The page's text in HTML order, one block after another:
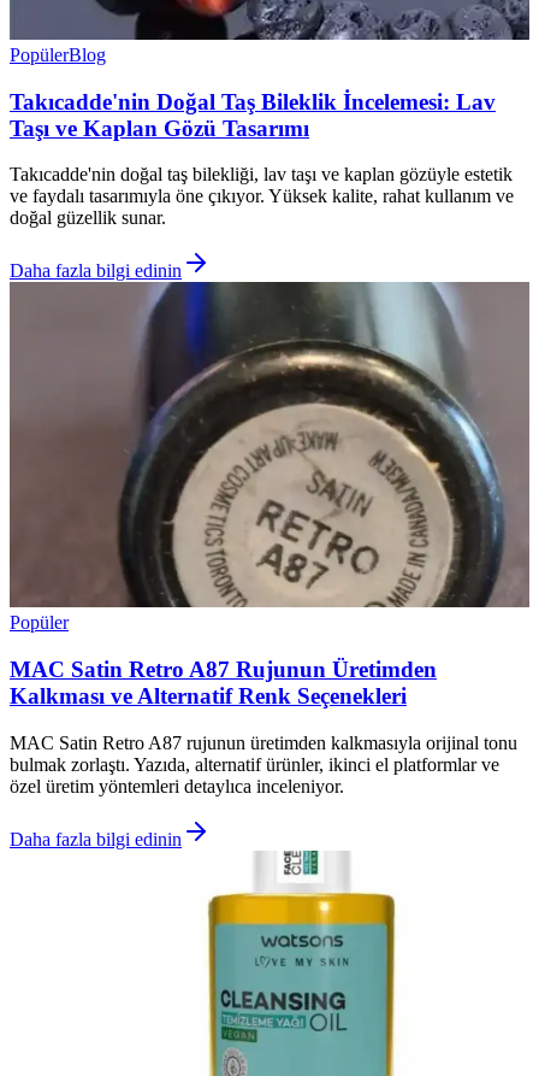
PopülerBlog
Takıcadde'nin Doğal Taş Bileklik İncelemesi: Lav
Taşı ve Kaplan Gözü Tasarımı
Takıcadde'nin doğal taş bilekliği, lav taşı ve kaplan gözüyle estetik
ve faydalı tasarımıyla öne çıkıyor. Yüksek kalite, rahat kullanım ve
doğal güzellik sunar.
Daha fazla bilgi edinin
Popüler
MAC Satin Retro A87 Rujunun Üretimden
Kalkması ve Alternatif Renk Seçenekleri
MAC Satin Retro A87 rujunun üretimden kalkmasıyla orijinal tonu
bulmak zorlaştı. Yazıda, alternatif ürünler, ikinci el platformlar ve
özel üretim yöntemleri detaylıca inceleniyor.
Daha fazla bilgi edinin